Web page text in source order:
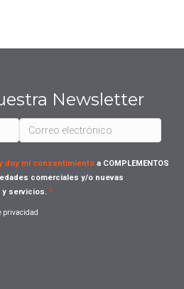
Newsletter
doy mi consentimiento a COMPLEMENTOS
comerciales y/o nuevas
servicios.
privacidad